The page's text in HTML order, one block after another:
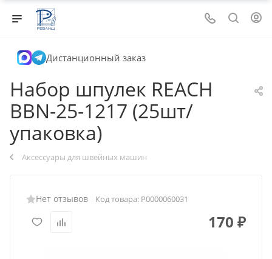
Дистанционный заказ
Набор шпулек REACH
BBN-25-1217 (25шт/
упаковка)
Аксессуары для швейных машин
Нет отзывов Код товара: Р0000060031
170 ₽